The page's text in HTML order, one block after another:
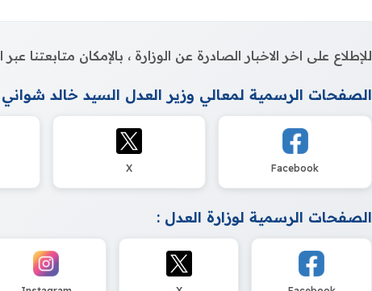
للإطلاع على اخر الاخبار الصادرة عن الوزارة ، بالإمكان متابعتنا
الصفحات الرسمية لمعالي وزير العدل السيد خالد
Facebook
X
الصفحات الرسمية لوزارة العدل :